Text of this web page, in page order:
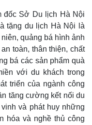
đốc Sở Du lịch Hà Nội
tặng du lịch Hà Nội là
quảng bá hình ảnh
toàn, thân thiện, chất
bá các sản phẩm quà
với du khách trong
triển của ngành công
tăng cường kết nối du
và phát huy những
hóa và nghề thủ công